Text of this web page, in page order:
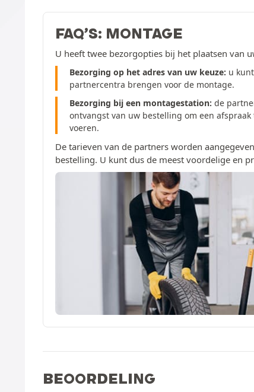
FAQ’S: MONTAGE
U heeft twee bezorgopties bij het plaatsen van
Bezorging op het adres van uw keuze: u
partnercentra brengen voor de montage.
Bezorging bij een montagestation: de
ontvangst van uw bestelling om een
voeren.
De tarieven van de partners worden
bestelling. U kunt dus de meest voordelige en
BEOORDELING